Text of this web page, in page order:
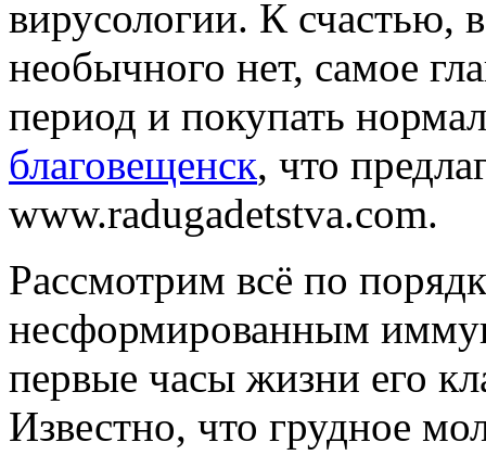
вирусологии. К счастью,
необычного нет, самое
период и покупать
благовещенск, что
www.radugadetstva.com.
Рассмотрим всё по
несформированным
первые часы жизни его
Известно, что грудное